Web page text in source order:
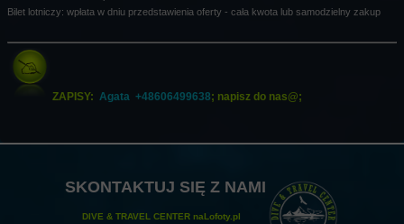
Bilet lotniczy: wpłata w dniu przedstawienia oferty - cała kwota lub samodzielny zakup
ZAPISY: Agata +48606499638; napisz do nas@;
DIVE & TRAVEL CENTER naLofoty.pl
SKONTAKTUJ SIĘ Z NAMI